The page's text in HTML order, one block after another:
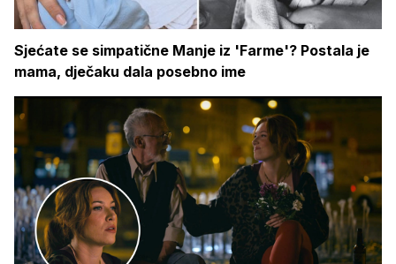
Sjećate se simpatične Manje iz 'Farme'? Postala je
mama, dječaku dala posebno ime